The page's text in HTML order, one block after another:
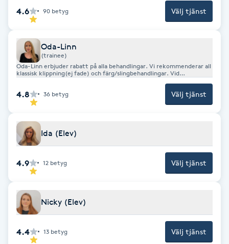
Gravidmassage
Gravidyoga
Gruppträning
Gua Sha-massage
Hatha Yoga
Headspa
Healing
Herrklippning
4.6 90 betyg Välj tjänst
Oda-Linn
(trainee)
Oda-Linn erbjuder rabatt på alla behandlingar. Vi rekommenderar all
klassisk klippning(ej fade) och färg/slingbehandlingar. Vid
tiderna kan ta något längre tid då trainee är under utbildning.
4.8 36 betyg Välj tjänst
Ida (Elev)
4.9 12 betyg Välj tjänst
Nicky (Elev)
4.4 13 betyg Välj tjänst